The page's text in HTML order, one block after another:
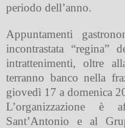
periodo dell’anno.
Appuntamenti
incontrastata “regina”
intrattenimenti, oltre
terranno banco nella
giovedì 17 a domenica
L’organizzazione è
Sant’Antonio e al